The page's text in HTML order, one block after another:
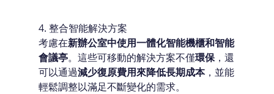
4. 整合智能解決方案
考慮在新辦公室中使用一體化智能機櫃和智能
會議亭。這些可移動的解決方案不僅環保，還
可以通過減少復原費用來降低長期成本，並能
輕鬆調整以滿足不斷變化的需求。